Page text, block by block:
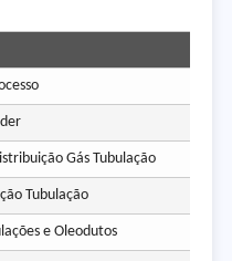
Gás Tubulação
Tubulação
e Oleodutos